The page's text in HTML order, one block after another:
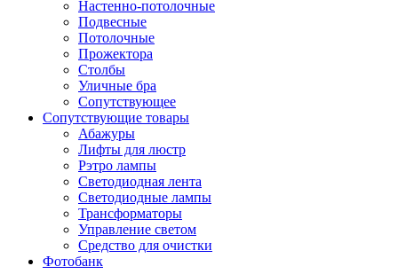
Настенно-потолочные
Подвесные
Потолочные
Прожектора
Столбы
Уличные бра
Сопутствующее
Сопутствующие товары
Абажуры
Лифты для люстр
Рэтро лампы
Светодиодная лента
Светодиодные лампы
Трансформаторы
Управление светом
Средство для очистки
Фотобанк